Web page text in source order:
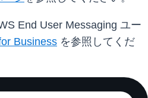
End User Messaging ユー
Business を参照してくだ